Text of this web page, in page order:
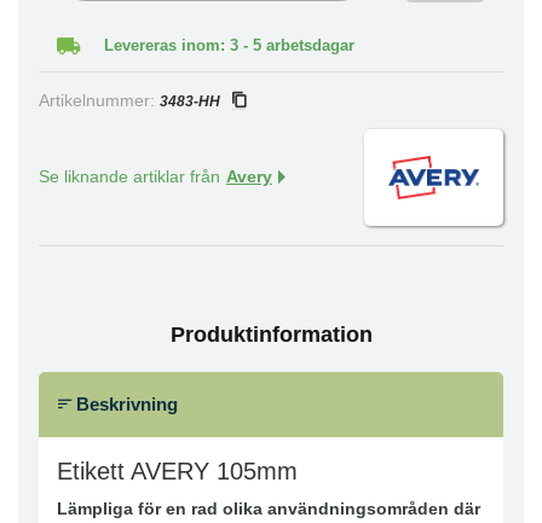
Levereras inom: 3 - 5 arbetsdagar
Artikelnummer: 3483-HH
Se liknande artiklar från Avery
Produktinformation
Beskrivning
Etikett AVERY 105mm
Lämpliga för en rad olika användningsområden där